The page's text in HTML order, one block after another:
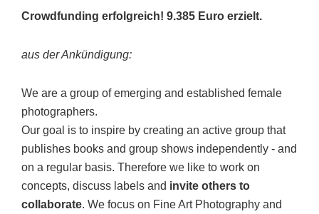
Crowdfunding erfolgreich! 9.385 Euro erzielt.
aus der Ankündigung:
We are a group of emerging and established female
photographers.
Our goal is to inspire by creating an active group that
publishes books and group shows independently - and
on a regular basis. Therefore we like to work on
concepts, discuss labels and invite others to
collaborate. We focus on Fine Art Photography and